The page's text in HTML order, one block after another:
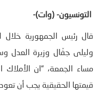
التونسيون- (وات)-
قال رئيس الجمهورية خلال
وليلى جفّال وزيرة العدل
مساء الجمعة، “ان
قيمتها الحقيقية يجب أن